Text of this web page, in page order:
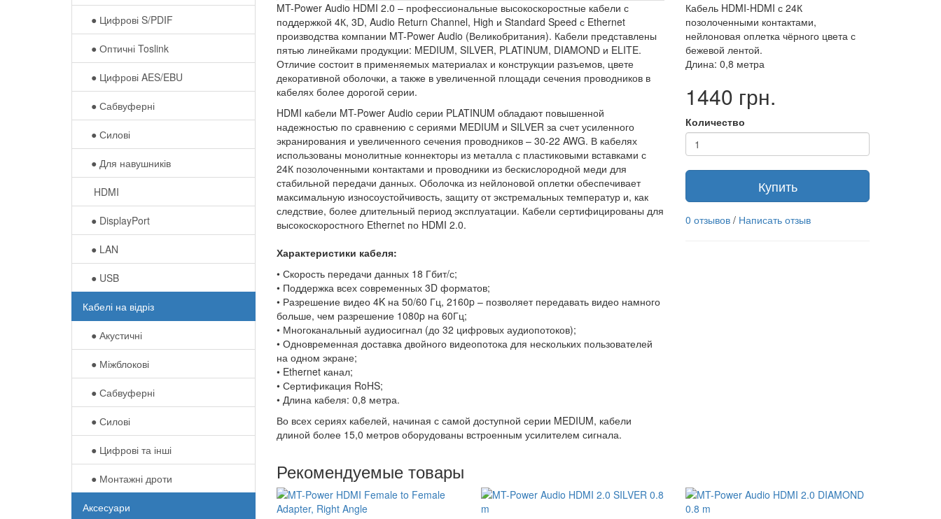
● Цифрові S/PDIF
● Оптичні Toslink
● Цифрові AES/EBU
● Сабвуферні
● Силові
● Для навушників‎
HDMI
● DisplayPort
● LAN
● USB
Кабелі на відріз
● Акустичні
● Міжблокові
● Сабвуферні
● Силові
● Цифрові та інші
● Монтажні дроти
Аксесуари
MT-Power Audio HDMI 2.0 – профессиональные высокоскоростные кабели с
поддержкой 4К, 3D, Audio Return Channel, High и Standard Speed с Ethernet
производства компании MT-Power Audio (Великобритания). Кабели представлены
пятью линейками продукции: MEDIUM, SILVER, PLATINUM, DIAMOND и ELITE.
Отличие состоит в применяемых материалах и конструкции разъемов, цвете
декоративной оболочки, а также в увеличенной площади сечения проводников в
кабелях более дорогой серии.
HDMI кабели MT-Power Audio серии PLATINUM обладают повышенной
надежностью по сравнению с сериями MEDIUM и SILVER за счет усиленного
экранирования и увеличенного сечения проводников – 30-22 AWG. В кабелях
использованы монолитные коннекторы из металла с пластиковыми вставками с
24К позолоченными контактами и проводники из бескислородной меди для
стабильной передачи данных. Оболочка из нейлоновой оплетки обеспечивает
максимальную износоустойчивость, защиту от экстремальных температур и, как
следствие, более длительный период эксплуатации. Кабели сертифицированы для
высокоскоростного Ethernet по HDMI 2.0.
Характеристики кабеля:
• Скорость передачи данных 18 Гбит/с;
• Поддержка всех современных 3D форматов;
• Разрешение видео 4K на 50/60 Гц, 2160p – позволяет передавать видео намного
больше, чем разрешение 1080p на 60Гц;
• Многоканальный аудиосигнал (до 32 цифровых аудиопотоков);
• Одновременная доставка двойного видеопотока для нескольких пользователей
на одном экране;
• Ethernet канал;
• Сертификация RoHS;
• Длина кабеля: 0,8 метра.
Во всех сериях кабелей, начиная с самой доступной серии MEDIUM, кабели
длиной более 15,0 метров оборудованы встроенным усилителем сигнала.
Кабель HDMI-HDMI с 24К
позолоченными контактами,
нейлоновая оплетка чёрного цвета с
бежевой лентой.
Длина: 0,8 метра
1440 грн.
Количество
Купить
0 отзывов / Написать отзыв
Рекомендуемые товары